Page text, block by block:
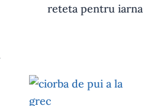
reteta pentru iarna